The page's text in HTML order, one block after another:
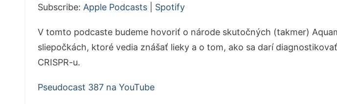
Subscribe: Apple Podcasts Spotify
V tomto podcaste budeme hovoriť o národe skutočných (takmer)
sliepočkách, ktoré vedia znášať lieky a o tom, ako sa darí
CRISPR-u.
Pseudocast 387 na YouTube